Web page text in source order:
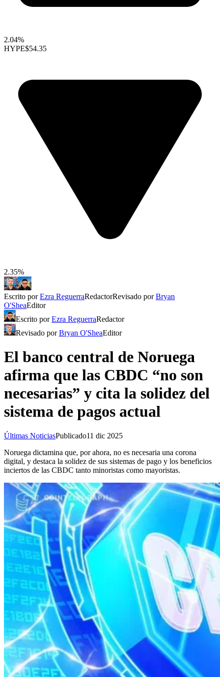
2.04%
HYPE$54.35
2.35%
Escrito porEzra ReguerraRedactorRevisado porBryan
O'SheaEditor
Escrito porEzra ReguerraRedactor
Revisado porBryan O'SheaEditor
El banco central de Noruega
afirma que las CBDC “no son
necesarias” y cita la solidez del
sistema de pagos actual
Últimas NoticiasPublicado11 dic 2025
Noruega dictamina que, por ahora, no es necesaria una corona
digital, y destaca la solidez de sus sistemas de pago y los beneficios
inciertos de las CBDC tanto minoristas como mayoristas.